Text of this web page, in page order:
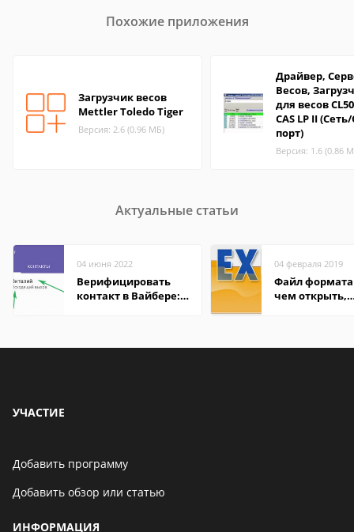
Похожие приложения
Загрузчик весов
Mettler Toledo Tiger
Версия: 2.6 (0.96 МБ)
Драйвер,
Весов,
для весов
CAS LP II
порт)
Версия: 1.6 (0.86
Актуальные статьи
04 июня 2022
Верифицировать
контакт в Вайбере:
04 февраля 2019
Файл
чем открыть,
УЧАСТИЕ
Добавить программу
Добавить обзор или статью
ИНФОРМАЦИЯ